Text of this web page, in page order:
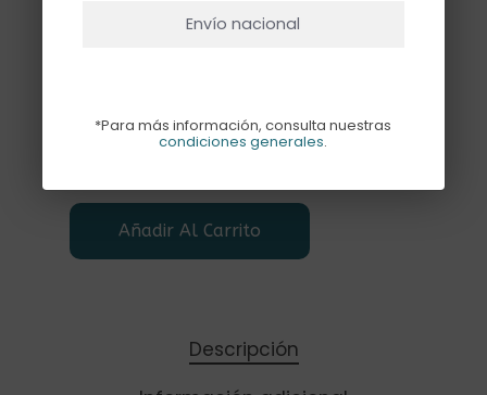
Añadir Al Carrito
Descripción
Envío nacional
*Para más información, consulta nuestras
condiciones generales.